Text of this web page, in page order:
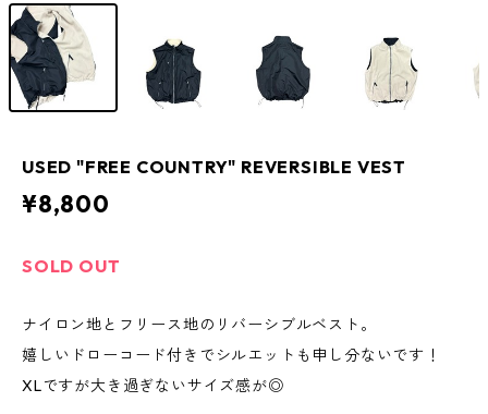
USED "FREE COUNTRY" REVERSIBLE VEST
¥8,800
SOLD OUT
ナイロン地とフリース地のリバーシブルベスト。
嬉しいドローコード付きでシルエットも申し分ないです！
XLですが大き過ぎないサイズ感が◎